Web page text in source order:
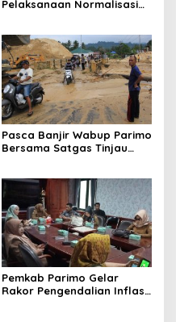
Pelaksanaan Normalisasi
Pasca Banjir Wabup Parimo
Bersama Satgas Tinjau
Pemkab Parimo Gelar
Rakor Pengendalian Inflasi